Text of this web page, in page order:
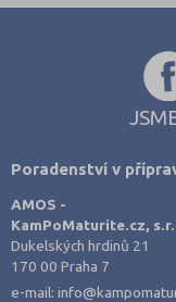
Poradenství v
AMOS -
KamPoMaturite.cz,
Dukelských hrdinů 21
170 00 Praha 7
e-mail: